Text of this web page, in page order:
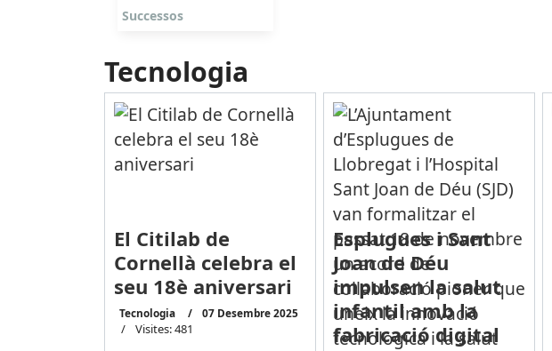
Successos
Tecnologia
El Citilab de
Cornellà celebra el
seu 18è aniversari
Tecnologia 07 Desembre 2025
Visites: 481
Esplugues i Sant
Joan de Déu
impulsen la salut
infantil amb la
fabricació digital